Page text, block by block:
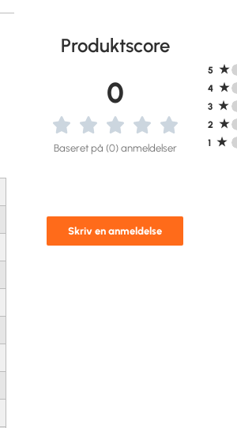
Produktscore
0
Baseret på (0) anmeldelser
Skriv en anmeldelse
5 ★
4 ★
3 ★
2 ★
1 ★